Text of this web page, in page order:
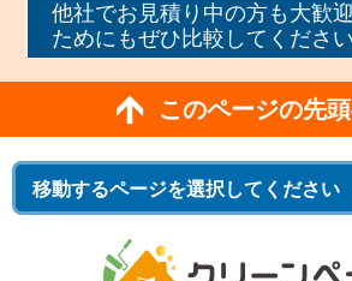
他社でお見積り中の方も大歓
ためにもぜひ比較してください
このページの先